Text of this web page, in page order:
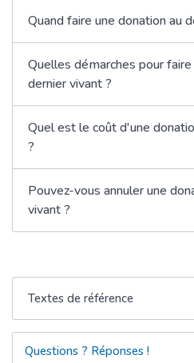
Quand faire une donation au
Quelles démarches pour
dernier vivant ?
Quel est le coût d'une
?
Pouvez-vous annuler une
vivant ?
Textes de référence
Questions ? Réponses !